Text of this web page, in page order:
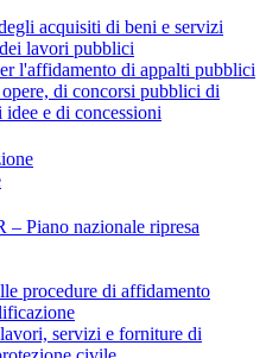
acquisiti di beni e servizi
lavori pubblici
l'affidamento di appalti pubblici
di concorsi pubblici di
e di concessioni
– Piano nazionale ripresa
procedure di affidamento
servizi e forniture di